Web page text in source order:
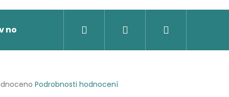
Výprodej Dárkové poukazy
Přihlášení
Podrobnosti hodnocení